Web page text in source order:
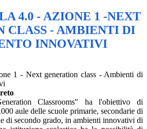
4.0 - AZIONE 1 -NEXT
CLASS - AMBIENTI DI
INNOVATIVI
1 - Next generation class - Ambienti di
Classrooms" ha l'obiettivo di
aule delle scuole primarie, secondarie di
di secondo grado, in ambienti innovativi di